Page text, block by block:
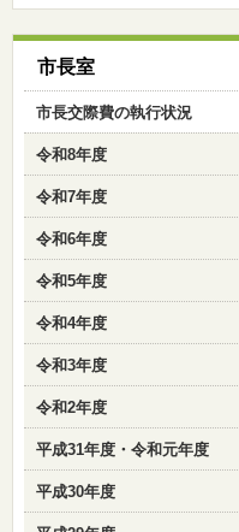
市長室
市長交際費の執行状況
令和8年度
令和7年度
令和6年度
令和5年度
令和4年度
令和3年度
令和2年度
平成31年度・令和元年度
平成30年度